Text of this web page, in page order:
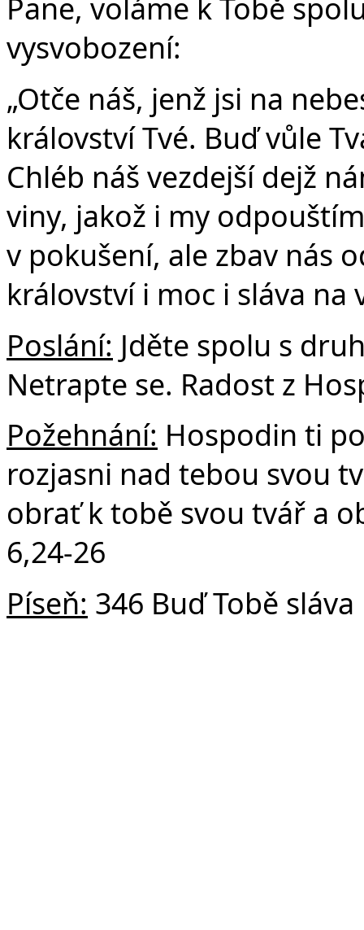
Pane, voláme k Tobě
vysvobození:
„Otče náš, jenž jsi na
království Tvé. Buď vůle
Chléb náš vezdejší dejž
viny, jakož i my
v pokušení, ale zbav nás
království i moc i sláva na
Poslání: Jděte spolu s
Netrapte se. Radost z
Požehnání: Hospodin ti
rozjasni nad tebou svou
obrať k tobě svou tvář a
6,24-26
Píseň: 346 Buď Tobě sláva